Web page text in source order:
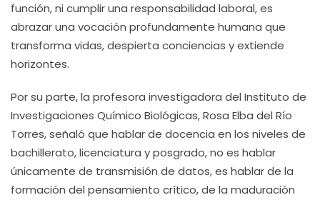
función, ni cumplir una responsabilidad laboral, es
abrazar una vocación profundamente humana que
transforma vidas, despierta conciencias y extiende
horizontes.
Por su parte, la profesora investigadora del Instituto de
Investigaciones Químico Biológicas, Rosa Elba del Río
Torres, señaló que hablar de docencia en los niveles de
bachillerato, licenciatura y posgrado, no es hablar
únicamente de transmisión de datos, es hablar de la
formación del pensamiento crítico, de la maduración